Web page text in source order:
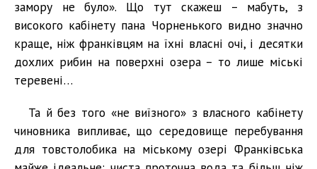
замору не було». Що тут скажеш – мабуть, з
високого кабінету пана Чорненького видно значно
краще, ніж франківцям на їхні власні очі, і десятки
дохлих рибин на поверхні озера – то лише міські
теревені…
Та й без того «не виїзного» з власного кабінету
чиновника випливає, що середовище перебування
для товстолобика на міському озері Франківська